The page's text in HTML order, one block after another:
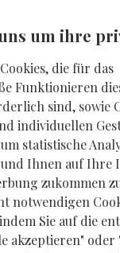
um ihre
die für das
Funktionieren
sind, sowie
individuellen
statistische
Ihnen auf Ihre
zukommen
notwendigen
Sie auf die
akzeptieren" oder